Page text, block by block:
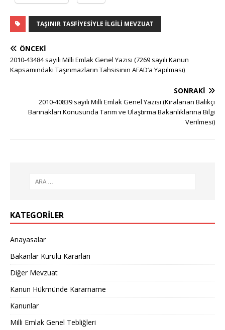
TAŞINIR TASFIYESIYLE İLGILI MEVZUAT
ÖNCEKI
2010-43484 sayılı Milli Emlak Genel Yazısı (7269 sayılı Kanun
Kapsamındaki Taşınmazların Tahsisinin AFAD’a Yapılması)
SONRAKI
2010-40839 sayılı Milli Emlak Genel Yazısı (Kiralanan Balıkçı
Barınakları Konusunda Tarım ve Ulaştırma Bakanlıklarına Bilgi
Verilmesi)
KATEGORILER
Anayasalar
Bakanlar Kurulu Kararları
Diğer Mevzuat
Kanun Hükmünde Kararname
Kanunlar
Milli Emlak Genel Tebliğleri